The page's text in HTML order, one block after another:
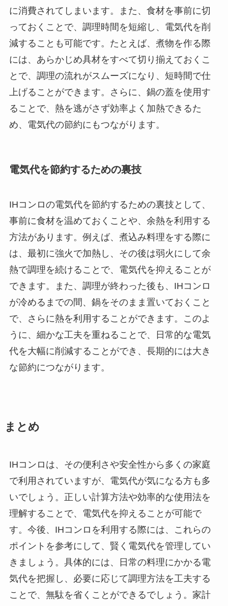
に消費されてしまいます。また、食材を事前に切
っておくことで、調理時間を短縮し、電気代を削
減することも可能です。たとえば、煮物を作る際
には、あらかじめ具材をすべて切り揃えておくこ
とで、調理の流れがスムーズになり、短時間で仕
上げることができます。さらに、鍋の蓋を使用す
ることで、熱を逃がさず効率よく加熱できるた
め、電気代の節約にもつながります。
電気代を節約するための裏技
IHコンロの電気代を節約するための裏技として、
事前に食材を温めておくことや、余熱を利用する
方法があります。例えば、煮込み料理をする際に
は、最初に強火で加熱し、その後は弱火にして余
熱で調理を続けることで、電気代を抑えることが
できます。また、調理が終わった後も、IHコンロ
が冷めるまでの間、鍋をそのまま置いておくこと
で、さらに熱を利用することができます。このよ
うに、細かな工夫を重ねることで、日常的な電気
代を大幅に削減することができ、長期的には大き
な節約につながります。
まとめ
IHコンロは、その便利さや安全性から多くの家庭
で利用されていますが、電気代が気になる方も多
いでしょう。正しい計算方法や効率的な使用法を
理解することで、電気代を抑えることが可能で
す。今後、IHコンロを利用する際には、これらの
ポイントを参考にして、賢く電気代を管理してい
きましょう。具体的には、日常の料理にかかる電
気代を把握し、必要に応じて調理方法を工夫する
ことで、無駄を省くことができるでしょう。家計